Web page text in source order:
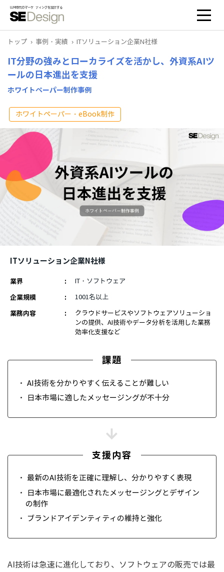
トップ 事例・実績 ITソリューション企業N社様
IT分野の強みとローカライズを活かし、外資系AIツ
ールの日本進出を支援
ホワイトペーパー制作事例
ホワイトペーパー・eBook制作
ITソリューション企業N社様
業界 IT・ソフトウェア
企業規模 1001名以上
業務内容
クラウドサービスやソフトウェアソリューショ
ンの提供、AI技術やデータ分析を活用した業務
効率化支援など
課題
AI技術を分かりやすく伝えることが難しい
日本市場に適したメッセージングが不十分
支援内容
最新のAI技術を正確に理解し、分かりやすく表現
日本市場に最適化されたメッセージングとデザイン
の制作
ブランドアイデンティティの維持と強化
AI技術は急速に進化しており、ソフトウェアの販売では最